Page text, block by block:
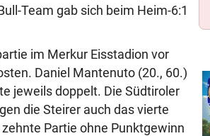
Team gab sich beim Heim-6:1
im Merkur Eisstadion vor
Daniel Mantenuto (20., 60.)
jeweils doppelt. Die Südtiroler
die Steirer auch das vierte
Partie ohne Punktgewinn